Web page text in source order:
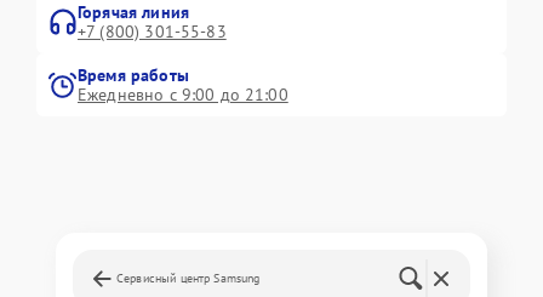
Горячая линия
+7 (800) 301-55-83
Время работы
Ежедневно с 9:00 до 21:00
Сервисный центр Samsung